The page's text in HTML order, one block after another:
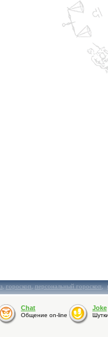
,гороскоп,персональный гороскоп,
Chat
Общение on-line
Joke